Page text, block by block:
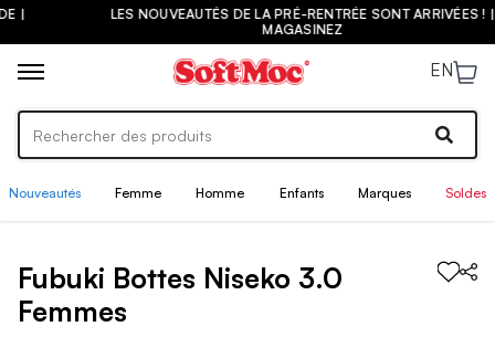
LES NOUVEAUTÉS DE LA PRÉ-RENTRÉE SONT ARRIVÉES ! |
MAGASINEZ
EN
Nouveautés Femme Homme Enfants Marques Soldes
Fubuki Bottes Niseko 3.0
Femmes